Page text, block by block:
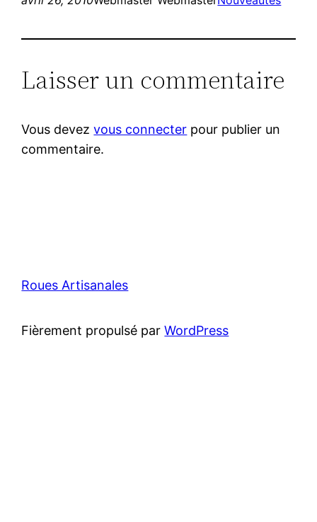
Laisser un commentaire
Vous devezvous connecter pour publier un
commentaire.
Roues Artisanales
Fièrement propulsé parWordPress